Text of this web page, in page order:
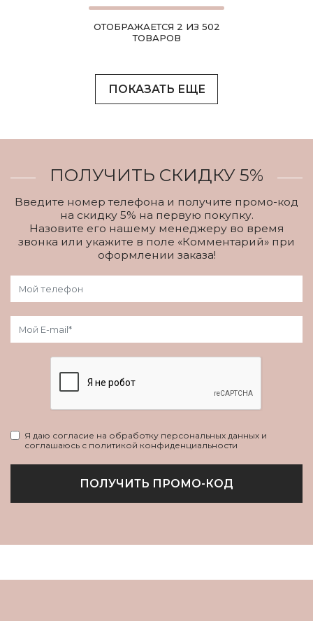
ОТОБРАЖАЕТСЯ 2 ИЗ 502
ТОВАРОВ
ПОКАЗАТЬ ЕЩЕ
ПОЛУЧИТЬ СКИДКУ 5%
Введите номер телефона и получите промо-код
на скидку 5% на первую покупку.
Назовите его нашему менеджеру во время
звонка или укажите в поле «Комментарий» при
оформлении заказа!
Я даю согласие на обработку персональных данных и
соглашаюсь с политикой конфиденциальности
ПОЛУЧИТЬ ПРОМО-КОД